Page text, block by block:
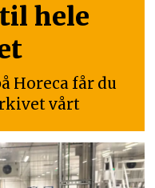
hele
Horeca får du
vårt